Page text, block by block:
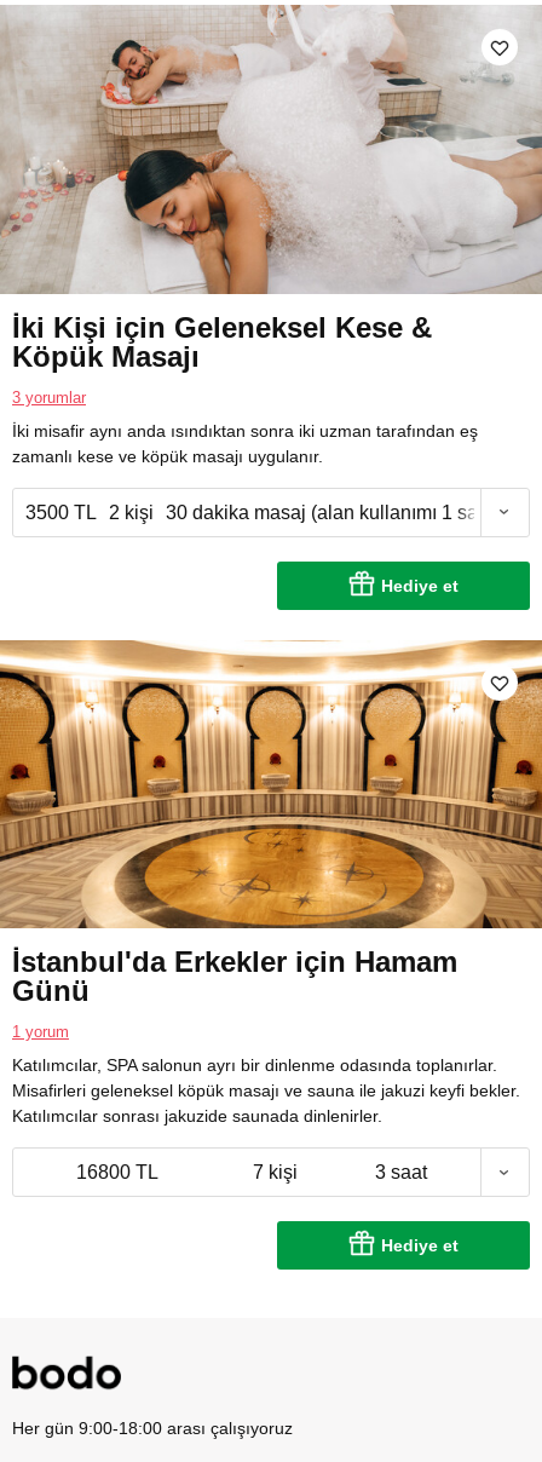
İki Kişi için Geleneksel Kese &
Köpük Masajı
3 yorumlar
İki misafir aynı anda ısındıktan sonra iki uzman tarafından eş
zamanlı kese ve köpük masajı uygulanır.
3500 TL 2 kişi 30 dakika masaj (alan kullanımı 1 saat)
Hediye et
İstanbul'da Erkekler için Hamam
Günü
1 yorum
Katılımcılar, SPA salonun ayrı bir dinlenme odasında toplanırlar.
Misafirleri geleneksel köpük masajı ve sauna ile jakuzi keyfi bekler.
Katılımcılar sonrası jakuzide saunada dinlenirler.
16800 TL 7 kişi 3 saat
Hediye et
Her gün 9:00-18:00 arası çalışıyoruz